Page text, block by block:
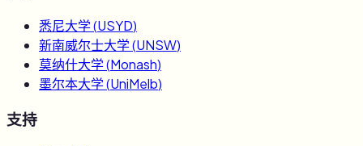
悉尼大学(USYD)
新南威尔士大学(UNSW)
莫纳什大学(Monash)
墨尔本大学(UniMelb)
支持